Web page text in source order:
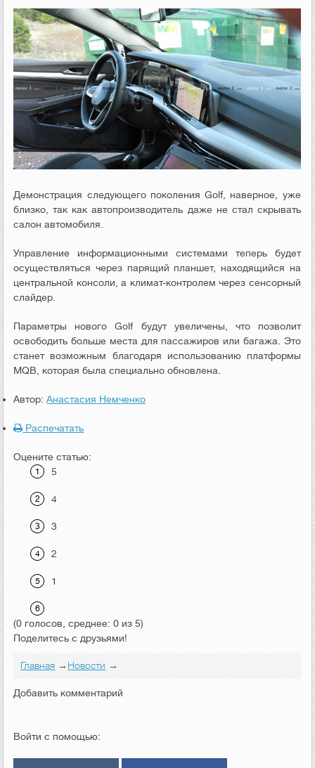
Демонстрация следующего поколения Golf, наверное, уже
близко, так как автопроизводитель даже не стал скрывать
салон автомобиля.
Управление информационными системами теперь будет
осуществляться через парящий планшет, находящийся на
центральной консоли, а климат-контролем через сенсорный
слайдер.
Параметры нового Golf будут увеличены, что позволит
освободить больше места для пассажиров или багажа. Это
станет возможным благодаря использованию платформы
MQB, которая была специально обновлена.
Автор:Анастасия Немченко
Распечатать
Оцените статью:
5
4
3
2
1
(0 голосов, среднее: 0 из 5)
Поделитесь с друзьями!
Главная →Новости →
Добавить комментарий
Войти с помощью: